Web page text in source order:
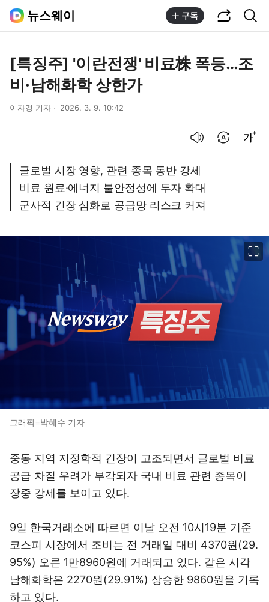
뉴스웨이 구독
[특징주] '이란전쟁' 비료株 폭등…조
비·남해화학 상한가
이자경 기자 2026. 3. 9. 10:42
글로벌 시장 영향, 관련 종목 동반 강세
비료 원료·에너지 불안정성에 투자 확대
군사적 긴장 심화로 공급망 리스크 커져
그래픽=박혜수 기자
중동 지역 지정학적 긴장이 고조되면서 글로벌 비료
공급 차질 우려가 부각되자 국내 비료 관련 종목이
장중 강세를 보이고 있다.
9일 한국거래소에 따르면 이날 오전 10시19분 기준
코스피 시장에서 조비는 전 거래일 대비 4370원(29.
95%) 오른 1만8960원에 거래되고 있다. 같은 시각
남해화학은 2270원(29.91%) 상승한 9860원을 기록
하고 있다.